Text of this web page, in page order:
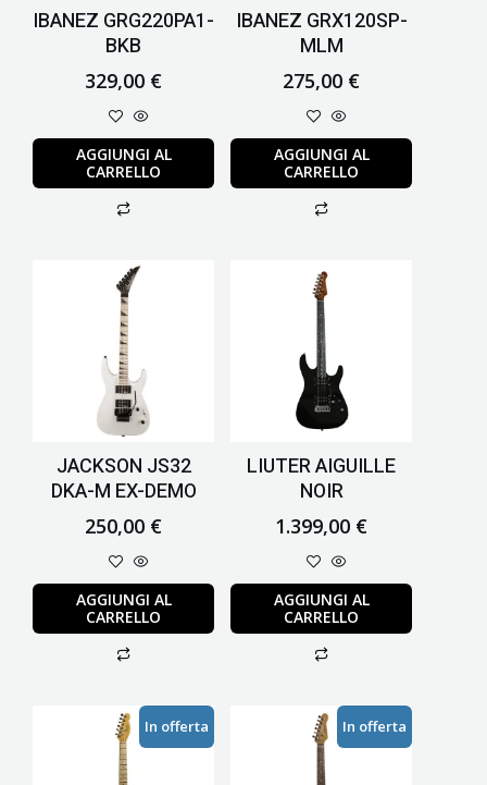
IBANEZ GRG220PA1-
BKB
329,00 €
AGGIUNGI AL
CARRELLO
IBANEZ GRX120SP-
MLM
275,00 €
AGGIUNGI AL
CARRELLO
JACKSON JS32
DKA-M EX-DEMO
250,00 €
AGGIUNGI AL
CARRELLO
LIUTER AIGUILLE
NOIR
1.399,00 €
AGGIUNGI AL
CARRELLO
In offerta
Il
prezzo
originale
Il
prezzo
In offerta
Il
prezzo
originale
Il
prezzo